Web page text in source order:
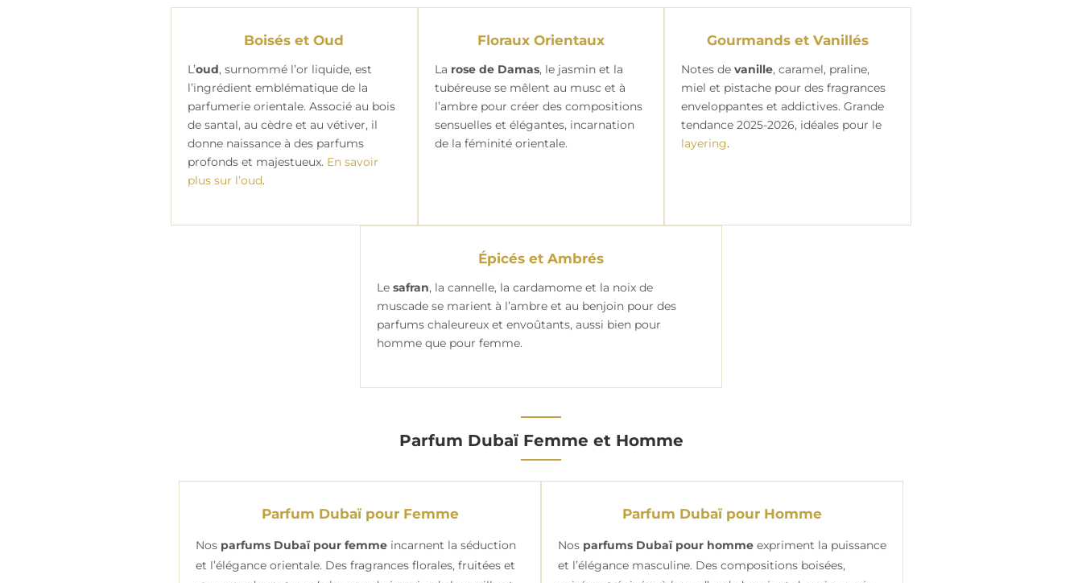
Boisés et Oud
L’oud, surnommé l’or liquide, est
l’ingrédient emblématique de la
parfumerie orientale. Associé au bois
de santal, au cèdre et au vétiver, il
donne naissance à des parfums
profonds et majestueux. En savoir
plus sur l’oud.
Floraux Orientaux
La rose de Damas, le jasmin et la
tubéreuse se mêlent au musc et à
l’ambre pour créer des compositions
sensuelles et élégantes, incarnation
de la féminité orientale.
Gourmands et Vanillés
Notes devanille, caramel, praline,
miel et pistache pour des fragrances
enveloppantes et addictives. Grande
tendance 2025-2026, idéales pour le
layering.
Épicés et Ambrés
Le safran, la cannelle, la cardamome et la noix de
muscade se marient à l’ambre et au benjoin pour des
parfums chaleureux et envoûtants, aussi bien pour
homme que pour femme.
Parfum Dubaï Femme et Homme
Parfum Dubaï pour Femme
Nos parfums Dubaï pour femme incarnent la séduction
et l’élégance orientale. Des fragrances florales, fruitées et
Parfum Dubaï pour Homme
Nos parfums Dubaï pour homme expriment la puissance
et l’élégance masculine. Des compositions boisées,